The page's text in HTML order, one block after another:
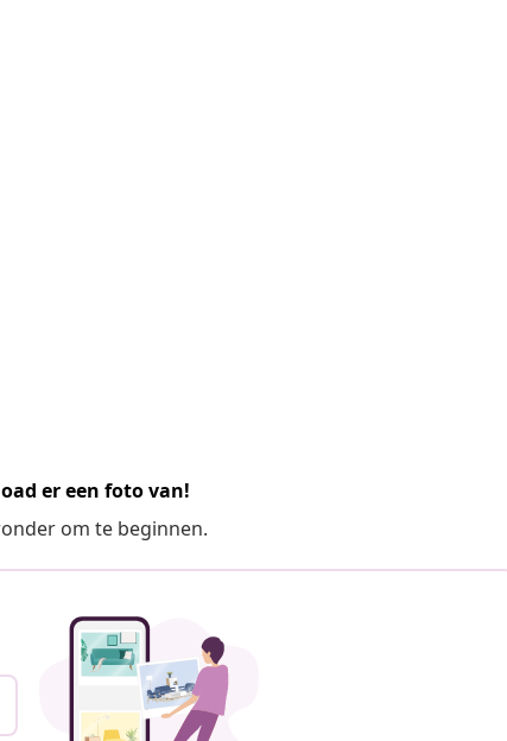
er een foto van!
om te beginnen.